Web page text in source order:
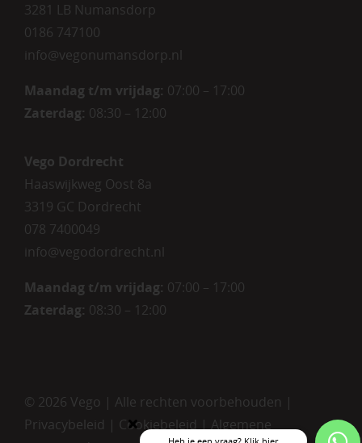
3281 LB Numansdorp
0186 747100
info@vegonumansdorp.nl
Maandag t/m vrijdag: 07:00 – 17:00
Zaterdag: 08:30 – 12:00
Vego Dordrecht
Haaswijkweg Oost 8a
3319 GC Dordrecht
078 7400049
info@vegodordrecht.nl
Maandag t/m vrijdag: 07:00 – 17:00
Zaterdag: 08:30 – 12:00
© 2026 Vego | Alle rechten voorbehouden |
Privacybeleid | Cookiebeleid | Algemene